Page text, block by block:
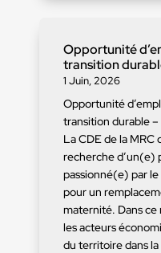
Opportunité
transition
1 Juin, 2026
Opportunité
transition durable
La CDE de la MRC
recherche d’un(e)
passionné(e) par
pour un
maternité. Dans ce
les acteurs
du territoire dans